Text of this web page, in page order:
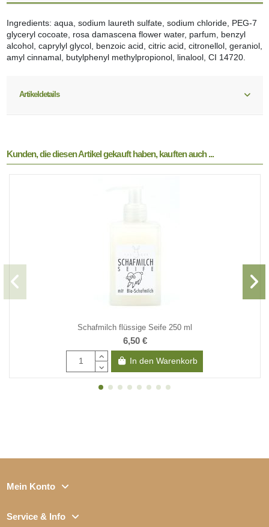
Ingredients: aqua, sodium laureth sulfate, sodium chloride, PEG-7
glyceryl cocoate, rosa damascena flower water, parfum, benzyl
alcohol, caprylyl glycol, benzoic acid, citric acid, citronellol, geraniol,
amyl cinnamal, butylphenyl methylpropionol, linalool, CI 14720.
Artikeldetails
Kunden, die diesen Artikel gekauft haben, kauften auch ...
Schafmilch flüssige Seife 250 ml
6,50 €
In den Warenkorb
Mein Konto
Service & Info